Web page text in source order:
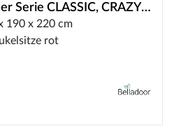
Serie CLASSIC, CRAZY,
PLUS
190 x 220 cm
rot